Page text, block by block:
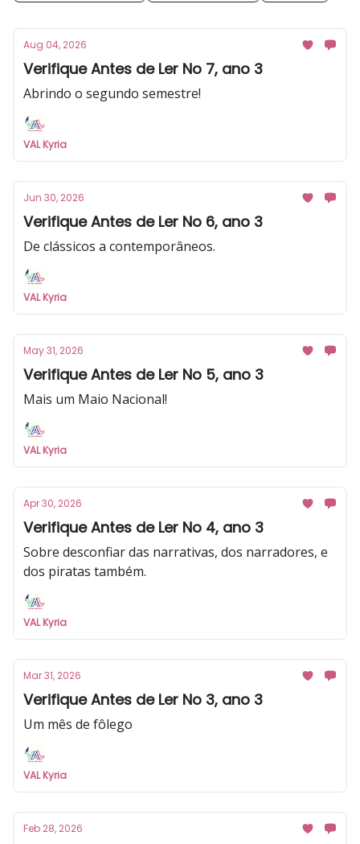
Aug 04, 2026
Verifique Antes de Ler No 7, ano 3
Abrindo o segundo semestre!
VAL Kyria
Jun 30, 2026
Verifique Antes de Ler No 6, ano 3
De clássicos a contemporâneos.
VAL Kyria
May 31, 2026
Verifique Antes de Ler No 5, ano 3
Mais um Maio Nacional!
VAL Kyria
Apr 30, 2026
Verifique Antes de Ler No 4, ano 3
Sobre desconfiar das narrativas, dos narradores, e
dos piratas também.
VAL Kyria
Mar 31, 2026
Verifique Antes de Ler No 3, ano 3
Um mês de fôlego
VAL Kyria
Feb 28, 2026